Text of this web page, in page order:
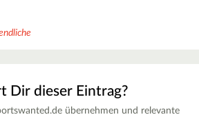
Dir dieser Eintrag?
übernehmen und relevante